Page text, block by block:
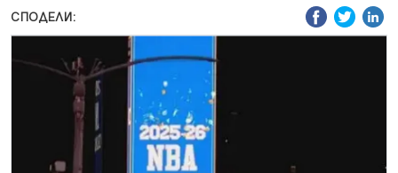
СПОДЕЛИ: